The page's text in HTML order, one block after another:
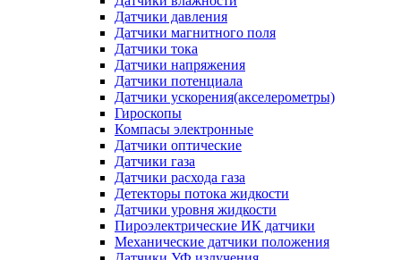
Датчики давления
Датчики магнитного поля
Датчики тока
Датчики напряжения
Датчики потенциала
Датчики ускорения(акселерометры)
Гироскопы
Компасы электронные
Датчики оптические
Датчики газа
Датчики расхода газа
Детекторы потока жидкости
Датчики уровня жидкости
Пироэлектрические ИК датчики
Механические датчики положения